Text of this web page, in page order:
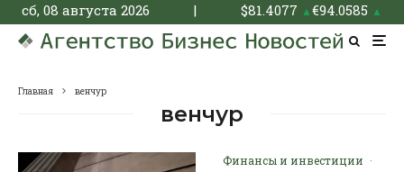
сб, 08 августа 2026 | $81.4077 ▲€94.0585 ▲
Главная венчур
венчур
Финансы и инвестиции ·